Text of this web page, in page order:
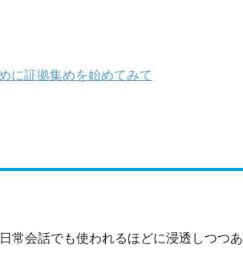
に証拠集めを始めてみて
常会話でも使われるほどに浸透しつつあ